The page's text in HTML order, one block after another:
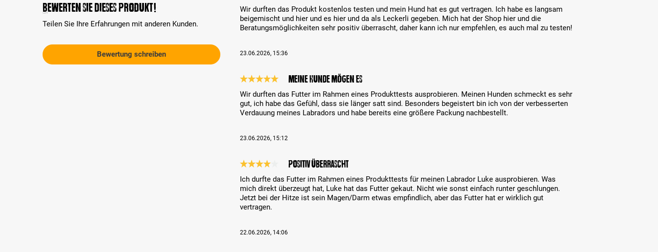
Bewerten Sie dieses Produkt!
Teilen Sie Ihre Erfahrungen mit anderen Kunden.
Bewertung schreiben
Wir durften das Produkt kostenlos testen und mein Hund hat es gut vertragen. Ich habe es langsam
beigemischt und hier und es hier und da als Leckerli gegeben. Mich hat der Shop hier und die
Beratungsmöglichkeiten sehr positiv überrascht, daher kann ich nur empfehlen, es auch mal zu testen!
23.06.2026, 15:36
Meine Hunde mögen es
Wir durften das Futter im Rahmen eines Produkttests ausprobieren. Meinen Hunden schmeckt es sehr
gut, ich habe das Gefühl, dass sie länger satt sind. Besonders begeistert bin ich von der verbesserten
Verdauung meines Labradors und habe bereits eine größere Packung nachbestellt.
23.06.2026, 15:12
Positiv überrascht
Ich durfte das Futter im Rahmen eines Produkttests für meinen Labrador Luke ausprobieren. Was
mich direkt überzeugt hat, Luke hat das Futter gekaut. Nicht wie sonst einfach runter geschlungen.
Jetzt bei der Hitze ist sein Magen/Darm etwas empfindlich, aber das Futter hat er wirklich gut
vertragen.
22.06.2026, 14:06